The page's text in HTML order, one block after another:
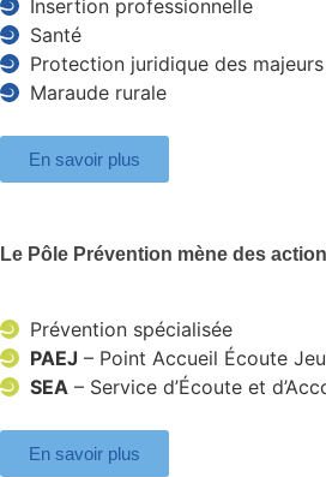
Insertion professionnelle
Santé
Protection juridique des majeurs
Maraude rurale
En savoir plus
Le Pôle Prévention mène des
Prévention spécialisée
PAEJ – Point Accueil Écoute
SEA – Service d’Écoute et
En savoir plus